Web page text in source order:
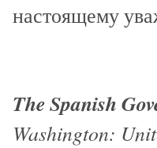
настоящему
The Spanish
Washington: